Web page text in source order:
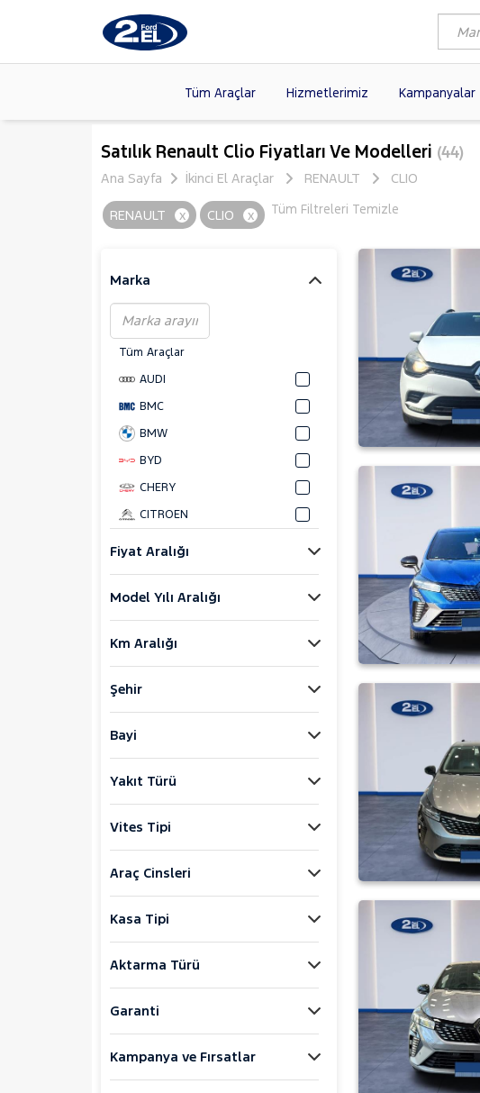
Tüm Araçlar Hizmetlerimiz Kampanyalar
Markalar >
Modeller >
Kasalar
FORD(893)
VOLKSWAGEN
CITROEN
SKODA
Satılık Renault Clio Fiyatları Ve Modelleri (44)
Ana Sayfa
İkinci El Araçlar RENAULT CLIO
Tüm Filtreleri Temizle
RENAULT x CLIO x
Marka
Tüm Araçlar
AUDI
BMC
BMW
BYD
CHERY
CITROEN
DAIHATSU
FIAT
FORD
ISUZU
Iveco
KIA
LANCIA
MAN
MERCEDES-BENZ
MINI
NISSAN
OPEL
Fiyat Aralığı
Model Yılı Aralığı
Km Aralığı
Şehir
Bayi
Yakıt Türü
Vites Tipi
Araç Cinsleri
Kasa Tipi
Aktarma Türü
Garanti
Kampanya ve Fırsatlar